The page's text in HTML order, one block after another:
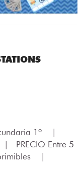
1º
|
|
PRECIO Entre 5
|